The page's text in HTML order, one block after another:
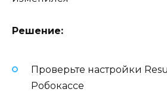
Решение:
Проверьте настройки
Робокассе